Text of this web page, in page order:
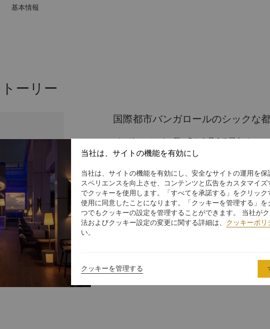
基本情報
ーリー
国際都市バンガロールのシックな
バンガロールの4ヶ所の角から見える屋上バーの
ンガロールの居住者に人気のバーです。さまたげ
街地を一望できるホテルの屋上にある中二階のデ
テル、グルメ料理、雰囲気を盛り上げる音楽など
ルのアイコン的社交シーンに最適なスポットです
当社は、サイトの機能を有効にし
当社は、サイトの機能を有効にし、安全なサイトの運用を保
スペリエンスを向上させ、コンテンツと広告をカスタマイズ
でクッキーを使用します。「すべてを承諾する」をクリッ
使用に同意したことになります。「クッキーを管理する」
つでもクッキーの設定を管理することができます。 当社が
法およびクッキー設定の変更に関する詳細は、 クッキーポリ
い。
クッキーを管理する